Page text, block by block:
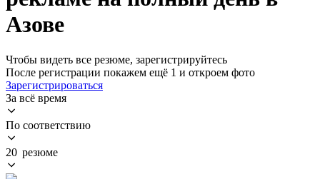
Азове
Чтобы видеть все резюме, зарегистрируйтесь
После регистрации покажем ещё 1 и откроем фото
Зарегистрироваться
За всё время
По соответствию
20 резюме